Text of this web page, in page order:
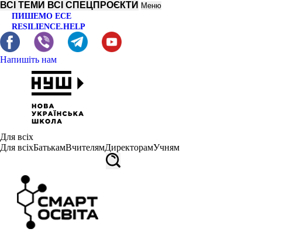
ВСІ ТЕМИ ВСІ СПЕЦПРОЄКТИ Меню
ПИШЕМО ЕСЕ
RESILIENCE.HELP
Напишіть нам
Для всіх
Для всіхБатькамВчителямДиректорамУчням